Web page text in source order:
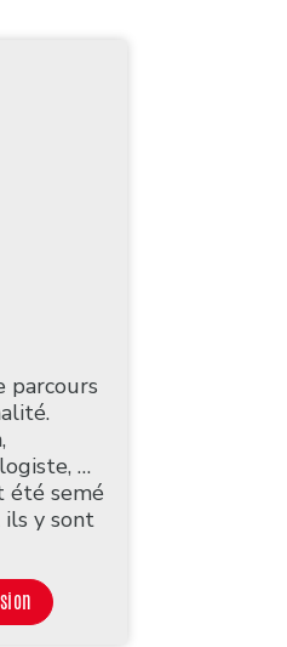
parcours
…
été semé
y sont